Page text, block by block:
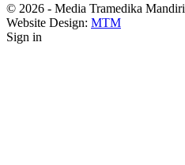
© 2026 - Media Tramedika
Website Design: MTM
Sign in